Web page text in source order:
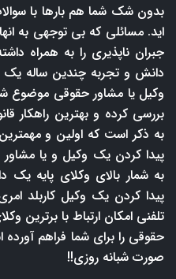
بدون شک شما هم بارها با
اید. مسائلی که بی توجهی به
جبران ناپذیری را به همراه
دانش و تجربه چندین ساله یک
وکیل یا مشاور حقوقی موضوع
بررسی کرده و بهترین راهکار
به ذکر است که اولین و
پیدا کردن یک وکیل و یا
به شمار بالای وکلای پایه
پیدا کردن یک وکیل کاربلد
تلفنی امکان ارتباط با برترین
حقوقی را برای شما فراهم
صورت شبانه روزی!!